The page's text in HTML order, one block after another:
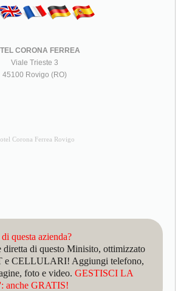
CORONA FERREA
Viale Trieste 3
45100 Rovigo (RO)
Corona Ferrea Rovigo
questa azienda?
diretta di questo Minisito, ottimizzato
e CELLULARI! Aggiungi telefono,
foto e video.GESTISCI LA
GRATIS!